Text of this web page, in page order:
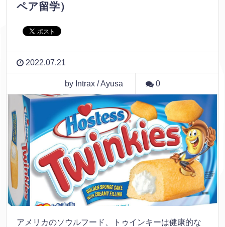
ペア留学）
2022.07.21
by Intrax / Ayusa 0
アメリカのソウルフード、トゥインキーは健康的な